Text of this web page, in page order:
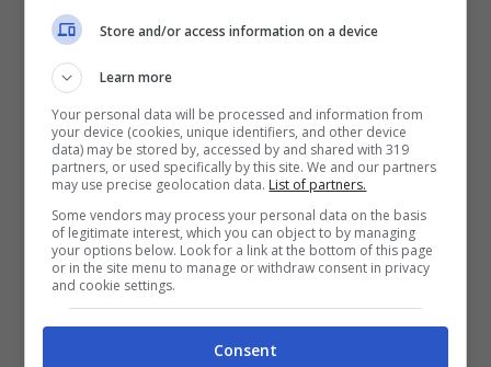
giocatore dialoga con il club spagnolo, ma
serve un’intesa economica e progettuale che
convinca davvero il numero 11 della Dea. Per
l’Atalanta, che in questi anni ha costruito una
reputazione solida anche sul fronte delle
cessioni, è una partita di pazienza. Nessuna
fretta, ma la consapevolezza che i tempi
stringono e che ogni ora può essere decisiva.
Il passo indietro del
Store and/or access information on a device
Learn more
Your personal data will be processed and information from
your device (cookies, unique identifiers, and other device
data) may be stored by, accessed by and shared with 319
partners, or used specifically by this site. We and our partners
may use precise geolocation data. List of partners.
Some vendors may process your personal data on the basis
of legitimate interest, which you can object to by managing
your options below. Look for a link at the bottom of this page
or in the site menu to manage or withdraw consent in privacy
and cookie settings.
Consent